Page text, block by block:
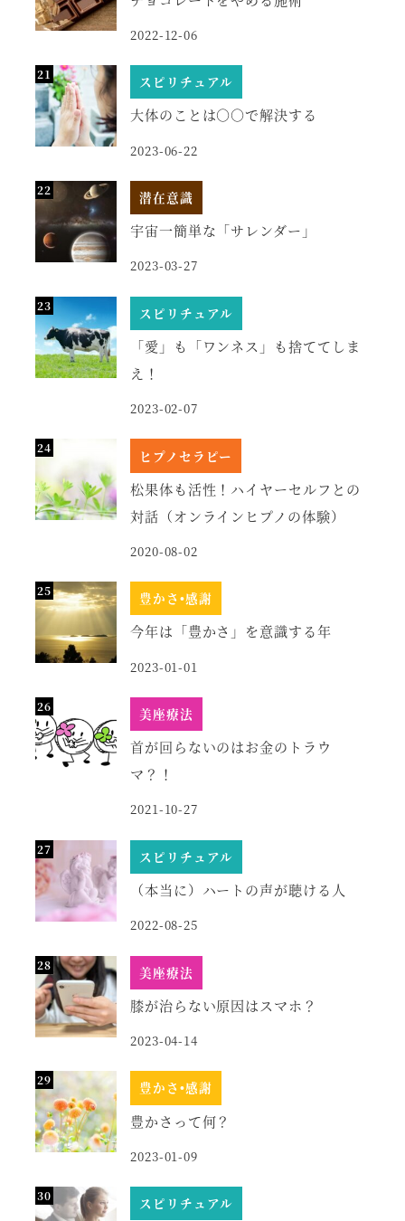
2022-12-06
スピリチュアル
大体のことは○○で解決する
2023-06-22
潜在意識
宇宙一簡単な「サレンダー」
2023-03-27
スピリチュアル
「愛」も「ワンネス」も捨ててしま
え！
2023-02-07
ヒプノセラピー
松果体も活性！ハイヤーセルフとの
対話（オンラインヒプノの体験）
2020-08-02
豊かさ•感謝
今年は「豊かさ」を意識する年
2023-01-01
美座療法
首が回らないのはお金のトラウ
マ？！
2021-10-27
スピリチュアル
（本当に）ハートの声が聴ける人
2022-08-25
美座療法
膝が治らない原因はスマホ？
2023-04-14
豊かさ•感謝
豊かさって何？
2023-01-09
スピリチュアル